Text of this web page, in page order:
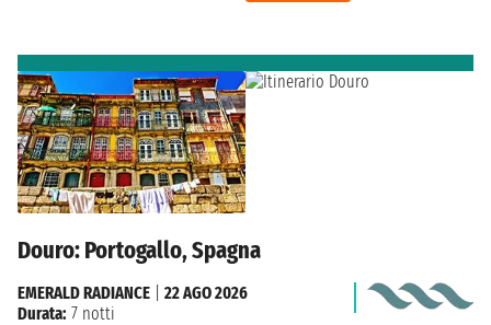
Douro: Portogallo, Spagna
EMERALD RADIANCE
22 AGO 2026
Durata: 7 notti